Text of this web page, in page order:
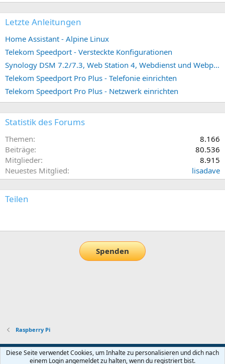
Letzte Anleitungen
Home Assistant - Alpine Linux
Telekom Speedport - Versteckte Konfigurationen
Synology DSM 7.2/7.3, Web Station 4, Webdienst und Webportal erstellen (ehemals vHost)
Telekom Speedport Pro Plus - Telefonie einrichten
Telekom Speedport Pro Plus - Netzwerk einrichten
Statistik des Forums
Themen
8.166
Beiträge
80.536
Mitglieder
8.915
Neuestes Mitglied
lisadave
Teilen
Spenden
Raspberry Pi
Default-Theme
Diese Seite verwendet Cookies, um Inhalte zu personalisieren und dich nach
einem Login angemeldet zu halten, wenn du registriert bist.